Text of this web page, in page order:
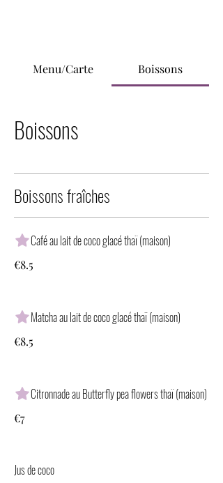
Menu/Carte Boissons
Boissons
Boissons fraîches
Café au lait de coco glacé thaï (maison)
€8.5
Matcha au lait de coco glacé thaï (maison)
€8.5
Citronnade au Butterfly pea flowers thaï (maison)
€7
Jus de coco